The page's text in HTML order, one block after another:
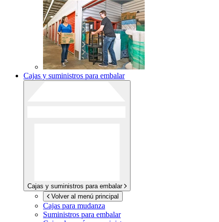
Cajas y suministros para embalar
Cajas y suministros para embalar
Volver al menú principal
Cajas para mudanza
Suministros para embalar